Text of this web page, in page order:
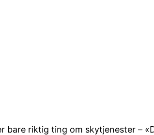
riktig ting om skytjenester –